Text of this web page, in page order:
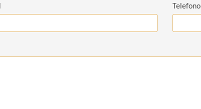
Telefono